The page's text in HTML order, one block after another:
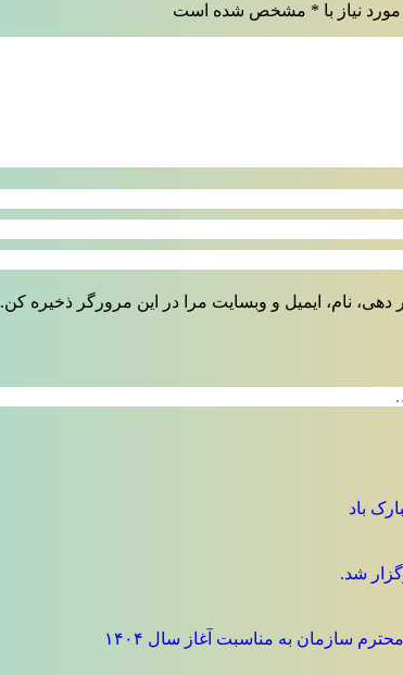
نیاز با * مشخص شده است
نام، ایمیل و وبسایت مرا در این مرورگر ذخیره کن.
باد
شد.
سازمان به مناسبت آغاز سال ۱۴۰۴